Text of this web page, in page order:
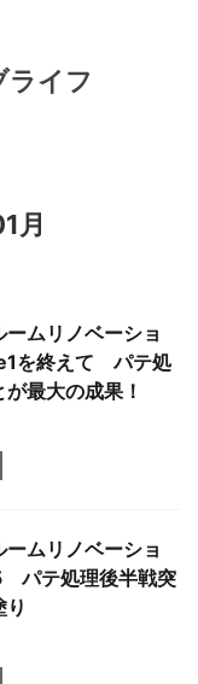
ライフ
月
ムリノベーショ
を終えて パテ処
最大の成果！
ムリノベーショ
パテ処理後半戦突